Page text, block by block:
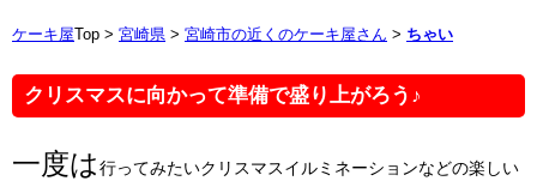
ケーキ屋 Top > 宮崎県 > 宮崎市の近くのケーキ屋さん > ちゃい
クリスマスに向かって準備で盛り上がろう♪
一度は行ってみたいクリスマスイルミネーションなどの楽しい